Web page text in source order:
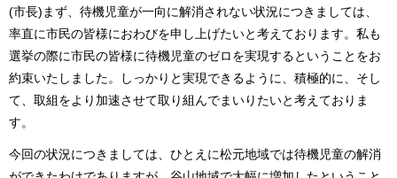
(市長)まず、待機児童が一向に解消されない状況につきましては、
率直に市民の皆様におわびを申し上げたいと考えております。私も
選挙の際に市民の皆様に待機児童のゼロを実現するということをお
約束いたしました。しっかりと実現できるように、積極的に、そし
て、取組をより加速させて取り組んでまいりたいと考えておりま
す。
今回の状況につきましては、ひとえに松元地域では待機児童の解消